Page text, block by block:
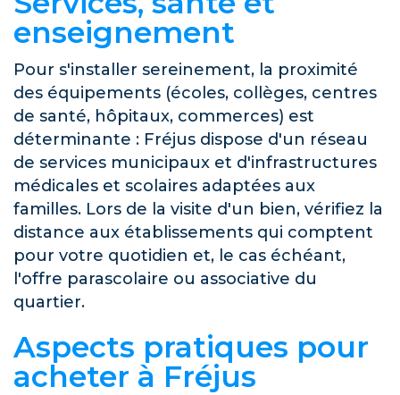
enseignement
Pour s'installer sereinement, la proximité
des équipements (écoles, collèges, centres
de santé, hôpitaux, commerces) est
déterminante : Fréjus dispose d'un réseau
de services municipaux et d'infrastructures
médicales et scolaires adaptées aux
familles. Lors de la visite d'un bien, vérifiez la
distance aux établissements qui comptent
pour votre quotidien et, le cas échéant,
l'offre parascolaire ou associative du
quartier.
Aspects pratiques pour
acheter à Fréjus